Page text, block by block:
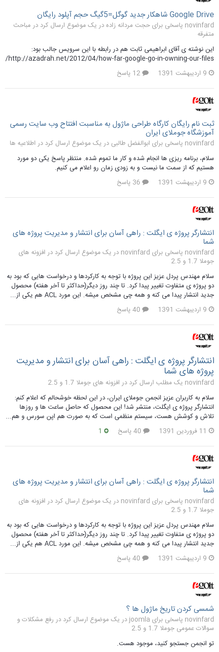
Google Drive شاهکار جدید گوگل=5گیگ حجم آپلود رایگان
novinfard پاسخی برای حجت مردانه زاده در یک موضوع ارسال کرد در
مباحث
متفرقه
این نوشته ی آقای ابراهیمی ثابت هم در رابطه با این سرویس جالب بود:
http://azadrah.net/2012/04/how-far-google-go-in-owning-our-files/
9 اردیبهشت 1391
ثبت نام رایگان کارگاه طراحی ماژول به مناسبت افتتاح وب سایت رسمی
آموزشگاه جوملای ایران
novinfard پاسخی برای ابوالفضل طالبی در یک موضوع ارسال کرد در
اطلاعیه ها
سلام، برنامه ریزی ها انجام شده و کار ما تموم شده. منتظر پاسخ یکی دو مورد
هستیم که از سمت ما نیست و به زودی زمان رو اعلام می کنیم.
9 اردیبهشت 1391
انتشارگر پروژه ی ایگلت : راهی آسان برای انتشار و مدیریت پروژه های
شما
novinfard پاسخی برای novinfard در یک موضوع ارسال کرد در
افزونه های
جوملا 1.7 و 2.5
سلام مهندس پردل عزیز این پروژه با توجه به کارکردها و درخواست هایی که بود به
دو پروژه ی متفاوت تغییر پیدا کرد. تا چند روز دیگر(حداکثر تا آخر هفته) محصول
جدید انتشار پیدا می کنه و همه چی مشخص میشه. این مورد ACL هم یکی از...
9 اردیبهشت 1391
انتشارگر پروژه ی ایگلت : راهی آسان برای انتشار و مدیریت
پروژه های شما
novinfard یک مطلب ارسال کرد در
افزونه های جوملا 1.7 و 2.5
سلام به کاربران عزيز انجمن جوملای ایران، در این لحظه خوشحالم که اعلام کنم:
انتشارگر پروژه ی ایگلت، منتشر شد! این محصول که حاصل ساعت ها و روزها
تلاش و کوشش هست، سیستم منظمی است که به صورت هم اپن سورس و هم...
11 فروردین 1391
انتشارگر پروژه ی ایگلت : راهی آسان برای انتشار و مدیریت پروژه های
شما
novinfard پاسخی برای novinfard در یک موضوع ارسال کرد در
افزونه های
جوملا 1.7 و 2.5
سلام مهندس پردل عزیز این پروژه با توجه به کارکردها و درخواست هایی که بود به
دو پروژه ی متفاوت تغییر پیدا کرد. تا چند روز دیگر(حداکثر تا آخر هفته) محصول
جدید انتشار پیدا می کنه و همه چی مشخص میشه. این مورد ACL هم یکی از...
9 اردیبهشت 1391
شمسی کردن تاریخ ماژول ها ؟
novinfard پاسخی برای joomla در یک موضوع ارسال کرد در
رفع مشکلات و
سوالات عمومی جوملا 1.7 و 2.5
تو انجمن جستجو کنید، موجود هست.